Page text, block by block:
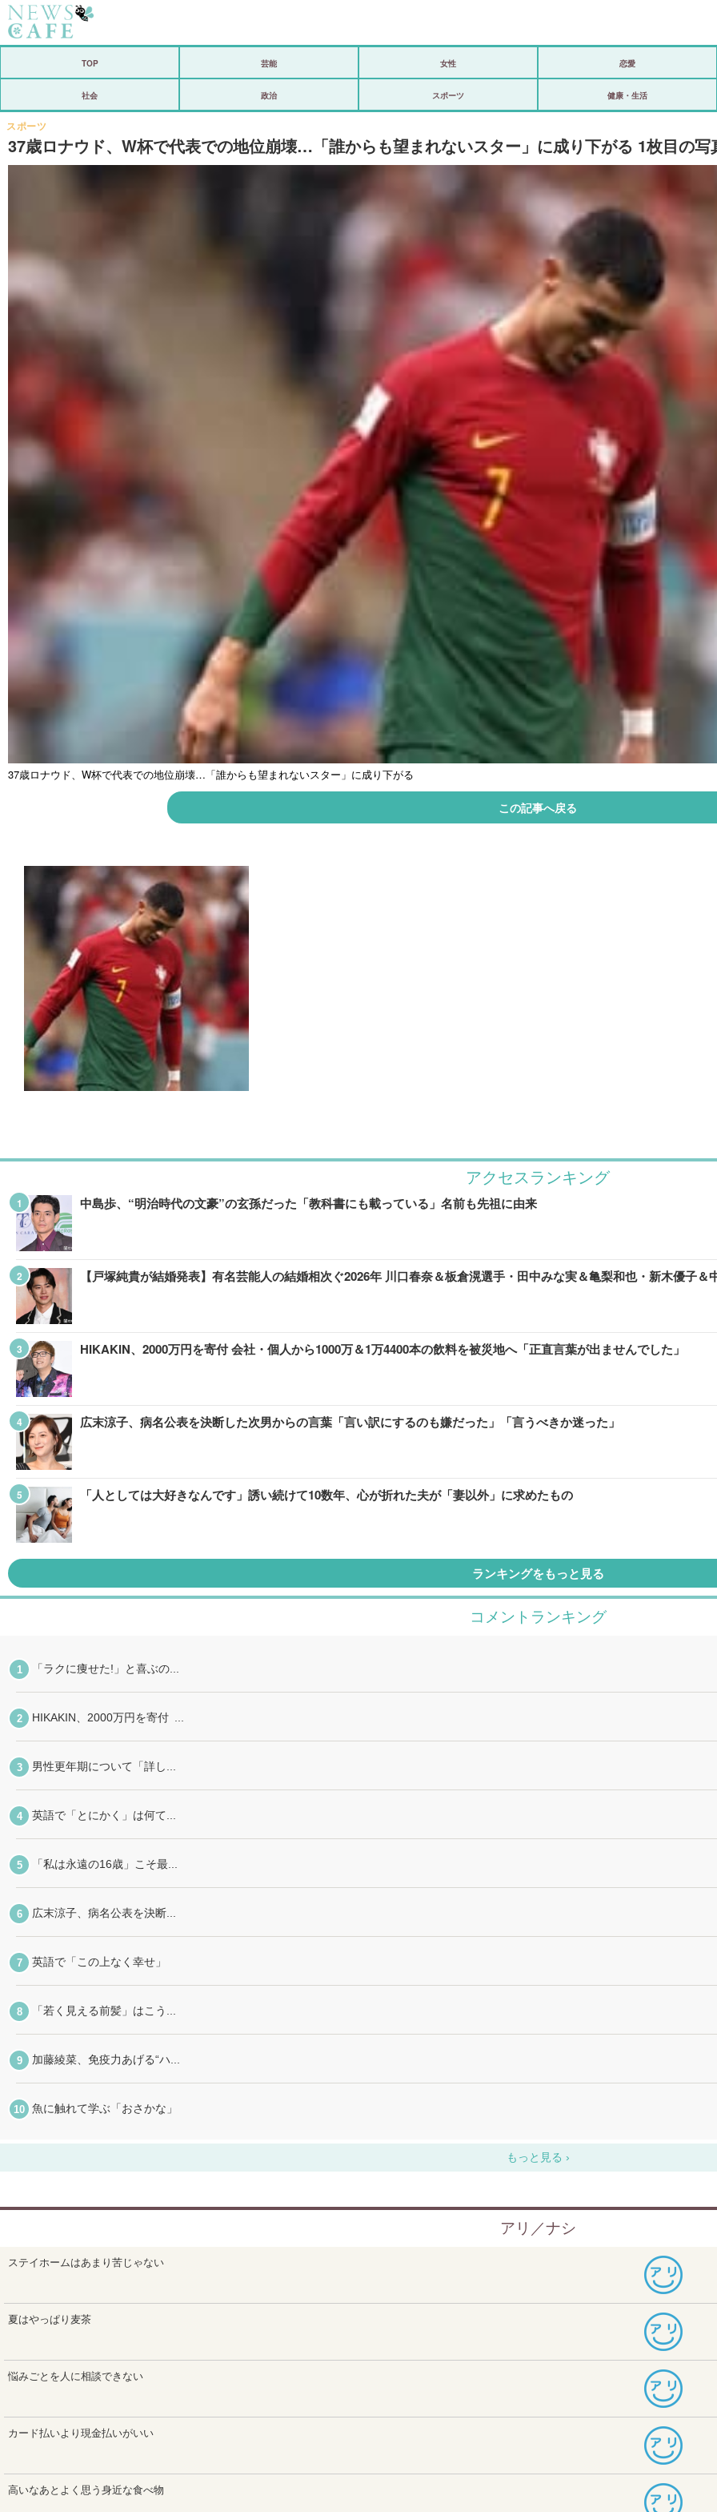
芸能 スポーツ
ビックリ
アリ／ナシ
ショップ
登録・ログイン/マイルーム
TOP 芸能 女性 恋愛
社会 政治 スポーツ 健康・生活
37歳ロナウド、W杯で代表での地位崩壊…「誰からも望まれないスター」に成り下がる 1枚目の写
スポーツ
37歳ロナウド、W杯で代表での地位崩壊…「誰からも望まれないスター」に成り下がる
この記事へ戻る
アクセスランキング
中島歩、“明治時代の文豪”の玄孫だった「教科書にも載っている」名前も先祖に由来
【戸塚純貴が結婚発表】有名芸能人の結婚相次ぐ2026年 川口春奈＆板倉滉選手・田中みな実＆亀梨和也・新木優子＆
HIKAKIN、2000万円を寄付 会社・個人から1000万＆1万4400本の飲料を被災地へ「正直言葉が出ませんでした」
広末涼子、病名公表を決断した次男からの言葉「言い訳にするのも嫌だった」「言うべきか迷った」
「人としては大好きなんです」誘い続けて10数年、心が折れた夫が「妻以外」に求めたもの
ランキングをもっと見る